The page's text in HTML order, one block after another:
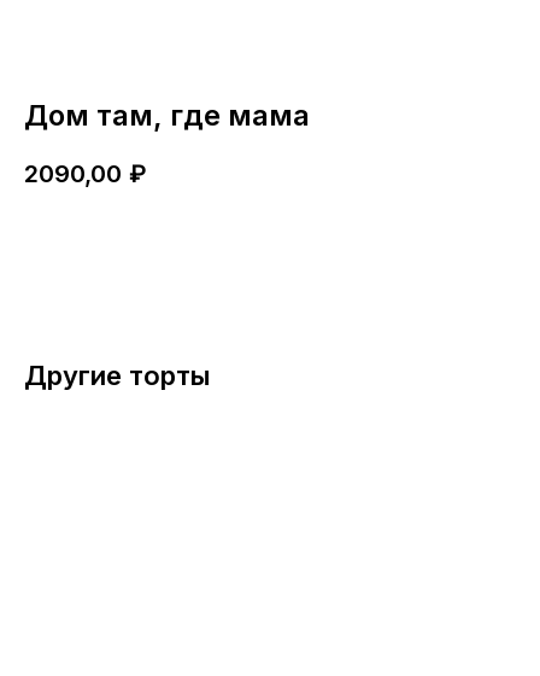
Дом там, где мама
2090,00 ₽
Другие торты